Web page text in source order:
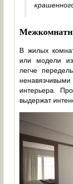
В жилых
или модели
легче
интерьера.
выдержат